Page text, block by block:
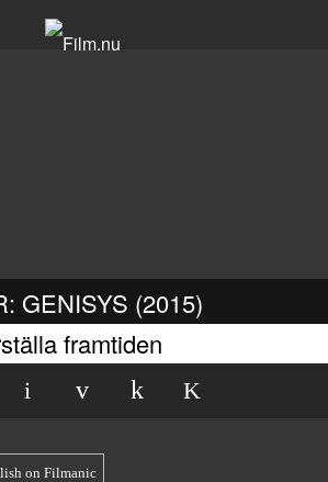
GENISYS (2015)
framtiden
on Filmanic